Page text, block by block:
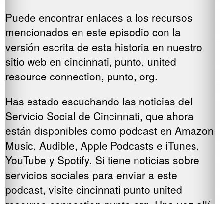
Puede encontrar enlaces a los recursos
mencionados en este episodio con la
versión escrita de esta historia en nuestro
sitio web en cincinnati, punto, united
resource connection, punto, org.
Has estado escuchando las noticias del
Servicio Social de Cincinnati, que ahora
están disponibles como podcast en Amazon
Music, Audible, Apple Podcasts e iTunes,
YouTube y Spotify. Si tiene noticias sobre
servicios sociales para enviar a este
podcast, visite cincinnati punto united